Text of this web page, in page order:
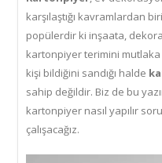
karşılaştığı kavramlardan
popülerdir ki inşaata,
kartonpiyer terimini mutlaka
kişi bildiğini sandığı halde
sahip değildir. Biz de bu
kartonpiyer nasıl yapılır
çalışacağız.